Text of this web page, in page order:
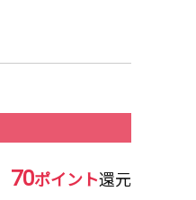
70ポイント還元